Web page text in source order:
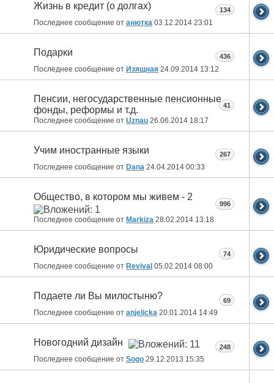
Жизнь в кредит (о долгах)
Последнее сообщение от анютка 03.12.2014 23:01
134
Подарки
Последнее сообщение от Изящная 24.09.2014 13:12
436
Пенсии, негосударственные пенсионные
фонды, реформы и т.д.
Последнее сообщение от Uznau 26.06.2014 18:17
41
Учим иностранные языки
Последнее сообщение от Dana 24.04.2014 00:33
267
Общество, в котором мы живем - 2
Последнее сообщение от Markiza 28.02.2014 13:18
996
Юридические вопросы
Последнее сообщение от Revival 05.02.2014 08:00
74
Подаете ли Вы милостыню?
Последнее сообщение от anjelicka 20.01.2014 14:49
69
Новогодний дизайн
Последнее сообщение от Sogo 29.12.2013 15:35
248